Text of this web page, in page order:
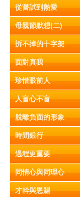
從嘗試到熱愛
母親節默想(二)
拆不掉的十字架
面對真我
珍惜眼前人
人盲心不盲
脫離負面的形象
時間銀行
過程更重要
同情心與同理心
才幹與恩賜